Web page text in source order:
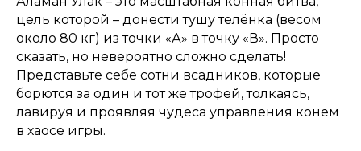
цель которой – донести тушу телёнка (весом
около 80 кг) из точки «А» в точку «В». Просто
сказать, но невероятно сложно сделать!
Представьте себе сотни всадников, которые
борются за один и тот же трофей, толкаясь,
лавируя и проявляя чудеса управления конем
в хаосе игры.